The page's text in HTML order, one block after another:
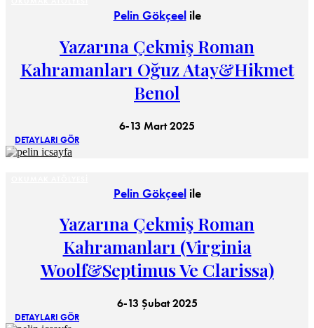
Pelin Gökçeelile
Yazarına Çekmiş Roman
Kahramanları Oğuz Atay&Hikmet
Benol
6-13 Mart 2025
DETAYLARI GÖR
Pelin Gökçeelile
Yazarına Çekmiş Roman
Kahramanları (Virginia
Woolf&Septimus Ve Clarissa)
6-13 Şubat 2025
DETAYLARI GÖR